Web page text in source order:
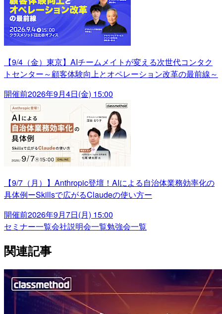
【9/4（金）東京】AIチームメイトが変える次世代コンタク
トセンター～顧客体験向上とオペレーション改革の最前線～
開催前2026年9月4日(金) 15:00
【9/7（月）】Anthropic登壇！AIによる自治体業務効率化の
具体例ーSkillsで広がるClaudeの使い方ー
開催前2026年9月7日(月) 15:00
セミナー一覧会社説明会一覧勉強会一覧
関連記事